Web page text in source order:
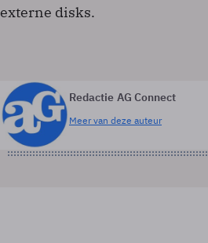
externe disks.
Redactie AG Connect
Meer van deze auteur